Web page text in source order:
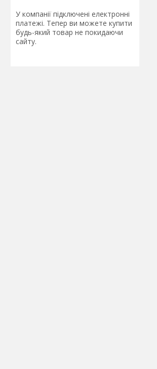
У компанії підключені електронні
платежі. Тепер ви можете купити
будь-який товар не покидаючи
сайту.